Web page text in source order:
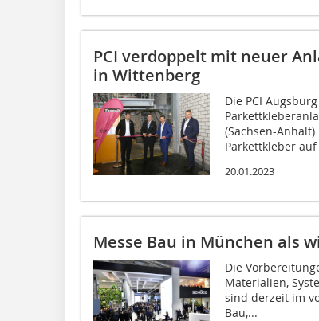
PCI verdoppelt mit neuer
in Wittenberg
Die PCI
(Sach­sen-
Parkettkleber
20.01.2023
Messe Bau in München als
Die
Materialien,
sind derzeit im
Bau,...